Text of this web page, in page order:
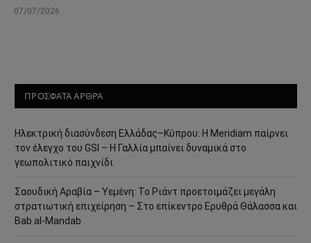
07/07/2026
ΠΡΟΣΦΑΤΑ ΑΡΘΡΑ
Ηλεκτρική διασύνδεση Ελλάδας–Κύπρου: Η Meridiam παίρνει
τον έλεγχο του GSI – Η Γαλλία μπαίνει δυναμικά στο
γεωπολιτικό παιχνίδι
Σαουδική Αραβία – Υεμένη: Το Ριάντ προετοιμάζει μεγάλη
στρατιωτική επιχείρηση – Στο επίκεντρο Ερυθρά Θάλασσα και
Bab al-Mandab